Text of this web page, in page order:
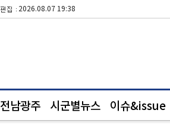
2026.08.07 19:38
전남광주 시군별뉴스 이슈&issue